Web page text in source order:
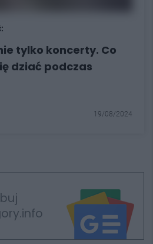
tylko koncerty. Co
dziać podczas
19/08/2024